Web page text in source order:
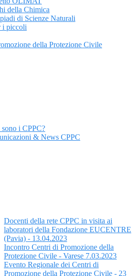
della Chimica
di Scienze Naturali
i piccoli
della Protezione Civile
sono i CPPC?
& News CPPC
Docenti della rete CPPC in visita ai
laboratori della Fondazione EUCENTRE
(Pavia) - 13.04.2023
Incontro Centri di Promozione della
Protezione Civile - Varese 7.03.2023
Evento Regionale dei Centri di
Promozione della Protezione Civile - 23